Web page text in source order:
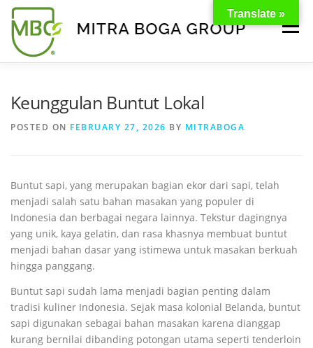
Menu
Keunggulan Buntut Lokal
POSTED ON FEBRUARY 27, 2026 BY MITRABOGA
Buntut sapi, yang merupakan bagian ekor dari sapi, telah
menjadi salah satu bahan masakan yang populer di
Indonesia dan berbagai negara lainnya. Tekstur dagingnya
yang unik, kaya gelatin, dan rasa khasnya membuat buntut
menjadi bahan dasar yang istimewa untuk masakan berkuah
hingga panggang.
Buntut sapi sudah lama menjadi bagian penting dalam
tradisi kuliner Indonesia. Sejak masa kolonial Belanda, buntut
sapi digunakan sebagai bahan masakan karena dianggap
kurang bernilai dibanding potongan utama seperti tenderloin
Translate »